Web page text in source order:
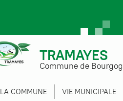
TRAMAYES
Commune de
LA COMMUNE VIE MUNICIPALE